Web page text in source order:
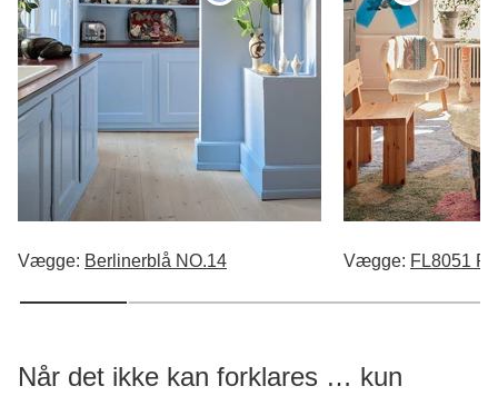
Vægge: Berlinerblå NO.14 Vægge: FL8051
Når det ikke kan forklares … kun